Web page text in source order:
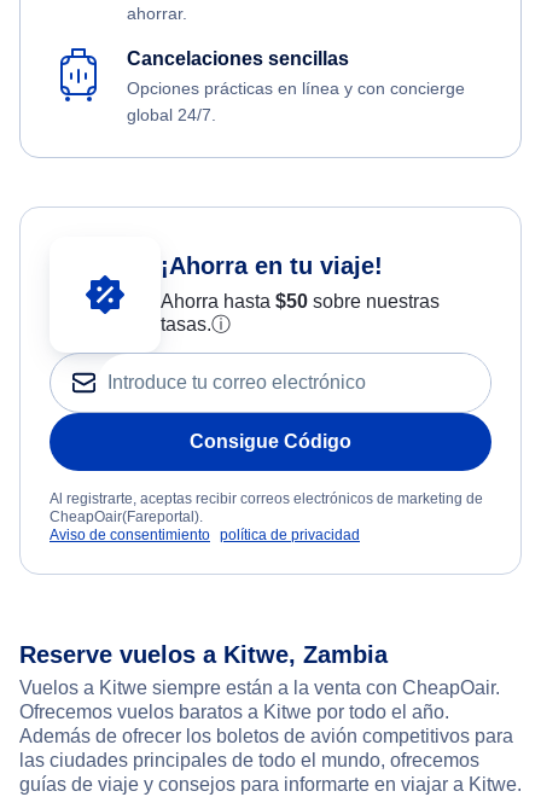
ahorrar.
Cancelaciones sencillas
Opciones prácticas en línea y con concierge
global 24/7.
¡Ahorra en tu viaje!
Ahorra hasta $50sobre nuestras
tasas.ⓘ
Consigue Código
Al registrarte, aceptas recibir correos electrónicos de marketing de
CheapOair(Fareportal).
Aviso de consentimiento política de privacidad
Reserve vuelos a Kitwe, Zambia
Vuelos a Kitwe siempre están a la venta con CheapOair.
Ofrecemos vuelos baratos a Kitwe por todo el año.
Además de ofrecer los boletos de avión competitivos para
las ciudades principales de todo el mundo, ofrecemos
guías de viaje y consejos para informarte en viajar a Kitwe.